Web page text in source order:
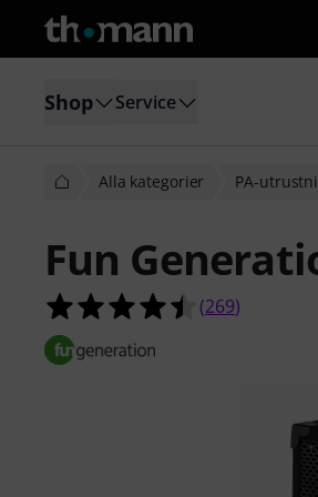
Shop Service
Alla kategorier PA-
Fun
4.5 av 5
(269)